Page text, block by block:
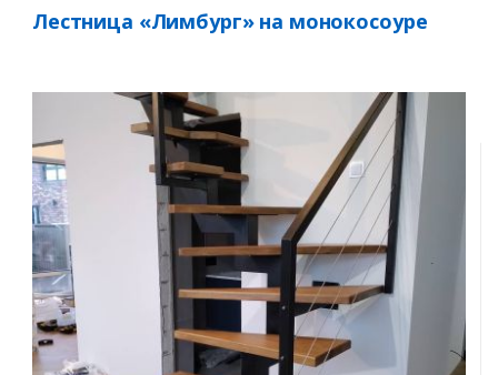
Лестница «Лимбург» на монокосоуре